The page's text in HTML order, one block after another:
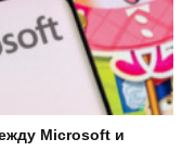
Microsoft и